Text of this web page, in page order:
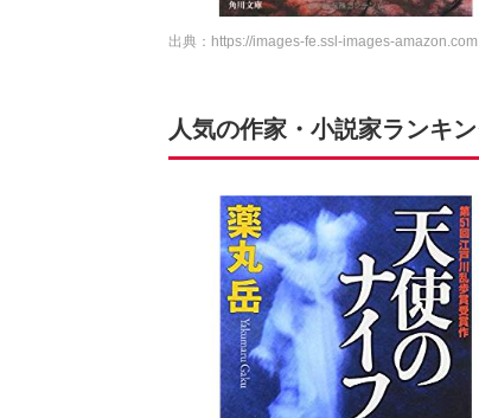
出典： https://images-fe.ssl-images-amazon.com
人気の作家・小説家ランキ